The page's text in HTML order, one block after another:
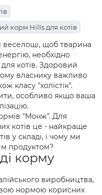
корм Hills для котів
корм Carnilove для котів
веселощі, щоб тварина
необхідно
котів. Здоровий
власнику важливо
класу "холістік".
особливо якщо ваша
"Монж". Для
котів це - найкраще
у складі, і чому ми
продуктом?
корму
виробництва,
нормою корисних